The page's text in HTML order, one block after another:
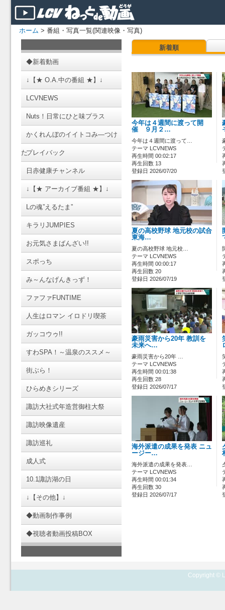
ホーム > 番組・写真一覧(関連映像・写真)
◆新着動画
↓【★ O.A.中の番組 ★】↓
LCVNEWS
Nuts！日常にひと味プラス
かくれんぼのイイトコみ―つけ
たプレイバック
日赤健康チャンネル
↓【★ アーカイブ番組 ★】↓
Lの魂”えるたま”
キラリJUMPIES
お元気さまばんざい!!
スポっち
み～んなげんきっず！
ファファFUNTIME
人生はロマン イロドリ喫茶
ガッコウゥ!!
すわSPA！～温泉のススメ～
街ぶら！
ひらめきシリーズ
諏訪大社式年造営御柱大祭
諏訪映像遺産
諏訪巡礼
成人式
10.1諏訪湖の日
↓【その他】↓
◆動画制作事例
◆視聴者動画投稿BOX
新着順
今年は４週間に渡って開
催 ９月２…
今年は４週間に渡って…
テーマ LCVNEWS
再生時間 00:02:17
再生回数 13
登録日 2026/07/20
夏の高校野球 地元校の試合
東海…
夏の高校野球 地元校…
テーマ LCVNEWS
再生時間 00:00:17
再生回数 20
登録日 2026/07/19
豪雨災害から20年 教訓を
未来へ…
豪雨災害から20年 …
テーマ LCVNEWS
再生時間 00:01:38
再生回数 28
登録日 2026/07/17
海外派遣の成果を発表 ニュ
ージー…
海外派遣の成果を発表…
テーマ LCVNEWS
再生時間 00:01:34
再生回数 30
登録日 2026/07/17
Copyright ©